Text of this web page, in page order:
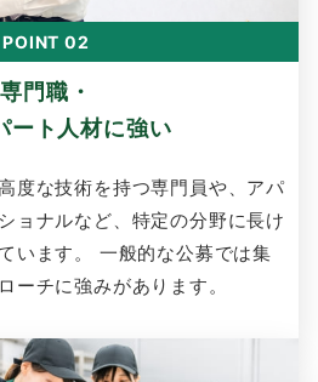
POINT 02
専門職・
ート人材に強い
度な技術を持つ専門員や、アパ
ョナルなど、特定の分野に長け
います。 一般的な公募では集
ーチに強みがあります。